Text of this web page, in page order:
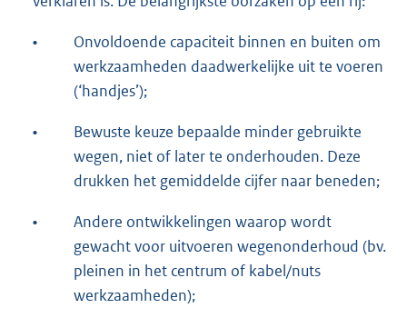
•
Onvoldoende capaciteit binnen en buiten om
werkzaamheden daadwerkelijke uit te voeren
(‘handjes’);
•
Bewuste keuze bepaalde minder gebruikte
wegen, niet of later te onderhouden. Deze
drukken het gemiddelde cijfer naar beneden;
•
Andere ontwikkelingen waarop wordt
gewacht voor uitvoeren wegenonderhoud (bv.
pleinen in het centrum of kabel/nuts
werkzaamheden);